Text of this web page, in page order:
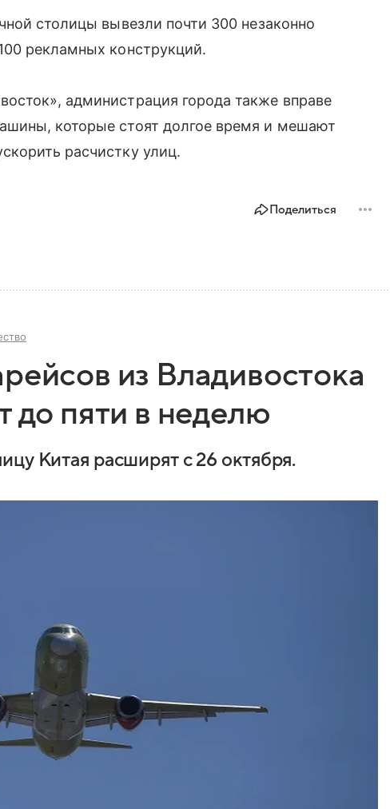
столицы вывезли почти 300 незаконно
рекламных конструкций.
администрация города также вправе
которые стоят долгое время и мешают
расчистку улиц.
Поделиться
из Владивостока
до пяти в неделю
Китая расширят с 26 октября.